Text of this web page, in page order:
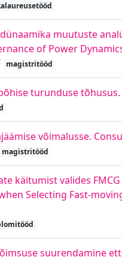
muutuste
of Power
magistritööd
turunduse
võimalusse.
magistritööd
käitumist valides
Selecting Fast-
suurendamine